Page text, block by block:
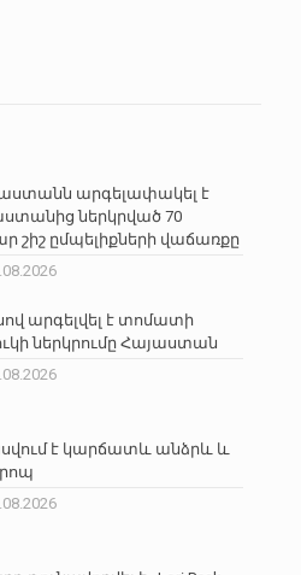
արգելափակել է
ներկրված 70
շիշ ըմպելիքների վաճառքը
արգելվել է տոմատի
ներկրումը Հայաստան
է կարճատև անձրև և